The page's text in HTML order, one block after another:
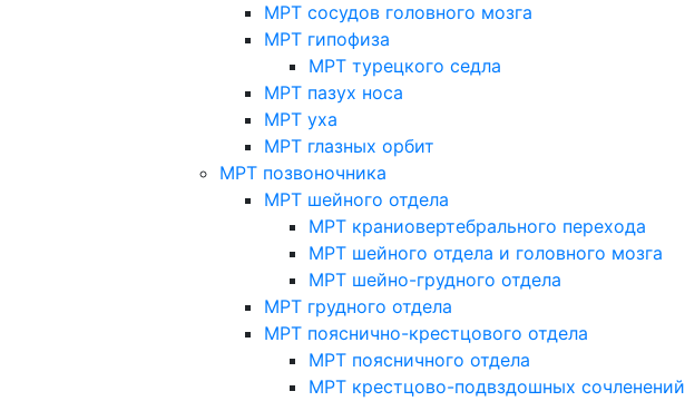
МРТ сосудов головного мозга
МРТ гипофиза
МРТ турецкого седла
МРТ пазух носа
МРТ уха
МРТ глазных орбит
МРТ позвоночника
МРТ шейного отдела
МРТ краниовертебрального перехода
МРТ шейного отдела и головного мозга
МРТ шейно-грудного отдела
МРТ грудного отдела
МРТ пояснично-крестцового отдела
МРТ поясничного отдела
МРТ крестцово-подвздошных сочленений